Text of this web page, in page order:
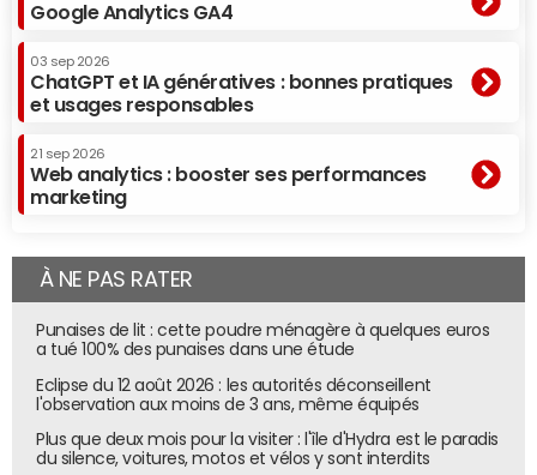
Google Analytics GA4
03 sep 2026
ChatGPT et IA génératives : bonnes pratiques
et usages responsables
21 sep 2026
Web analytics : booster ses performances
marketing
À NE PAS RATER
Punaises de lit : cette poudre ménagère à quelques euros
a tué 100% des punaises dans une étude
Eclipse du 12 août 2026 : les autorités déconseillent
l'observation aux moins de 3 ans, même équipés
Plus que deux mois pour la visiter : l'île d'Hydra est le paradis
du silence, voitures, motos et vélos y sont interdits